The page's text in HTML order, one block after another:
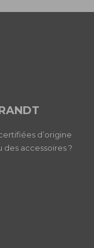
d’origine
accessoires ?